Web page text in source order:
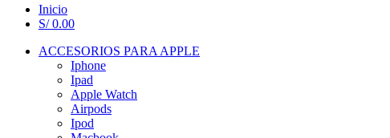
Inicio
S/0.00
ACCESORIOS PARA APPLE
Iphone
Ipad
Apple Watch
Airpods
Ipod